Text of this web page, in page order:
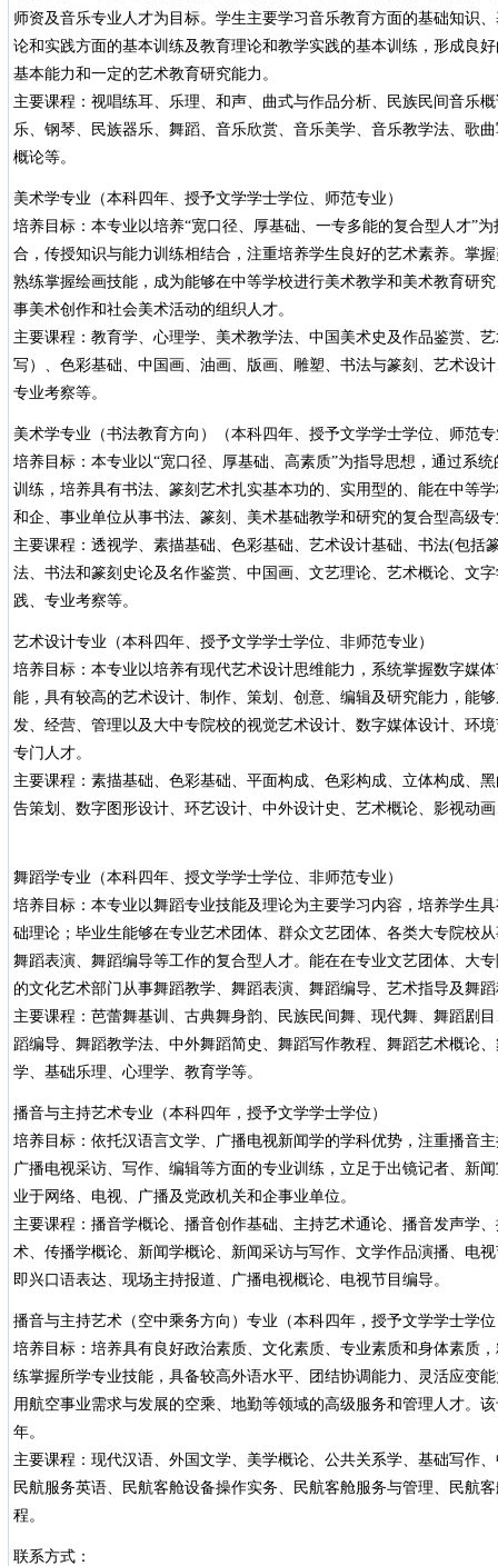
师资及音乐专业人才为目标。学生主要学习音乐教育方面的基础知识
论和实践方面的基本训练及教育理论和教学实践的基本训练，形成良
基本能力和一定的艺术教育研究能力。
主要课程：视唱练耳、乐理、和声、曲式与作品分析、民族民间音乐
乐、钢琴、民族器乐、舞蹈、音乐欣赏、音乐美学、音乐教学法、歌
概论等。
美术学专业（本科四年、授予文学学士学位、师范专业）
培养目标：本专业以培养“宽口径、厚基础、一专多能的复合型人才”
合，传授知识与能力训练相结合，注重培养学生良好的艺术素养。掌
熟练掌握绘画技能，成为能够在中等学校进行美术教学和美术教育研
事美术创作和社会美术活动的组织人才。
主要课程：教育学、心理学、美术教学法、中国美术史及作品鉴赏、
写）、色彩基础、中国画、油画、版画、雕塑、书法与篆刻、艺术设
专业考察等。
美术学专业（书法教育方向）（本科四年、授予文学学士学位、师范
培养目标：本专业以“宽口径、厚基础、高素质”为指导思想，通过系
训练，培养具有书法、篆刻艺术扎实基本功的、实用型的、能在中等
和企、事业单位从事书法、篆刻、美术基础教学和研究的复合型高级
主要课程：透视学、素描基础、色彩基础、艺术设计基础、书法(包括
法、书法和篆刻史论及名作鉴赏、中国画、文艺理论、艺术概论、文
践、专业考察等。
艺术设计专业（本科四年、授予文学学士学位、非师范专业）
培养目标：本专业以培养有现代艺术设计思维能力，系统掌握数字媒
能，具有较高的艺术设计、制作、策划、创意、编辑及研究能力，能
发、经营、管理以及大中专院校的视觉艺术设计、数字媒体设计、环
专门人才。
主要课程：素描基础、色彩基础、平面构成、色彩构成、立体构成、
告策划、数字图形设计、环艺设计、中外设计史、艺术概论、影视动
舞蹈学专业（本科四年、授文学学士学位、非师范专业）
培养目标：本专业以舞蹈专业技能及理论为主要学习内容，培养学生
础理论；毕业生能够在专业艺术团体、群众文艺团体、各类大专院校
舞蹈表演、舞蹈编导等工作的复合型人才。能在在专业文艺团体、大
的文化艺术部门从事舞蹈教学、舞蹈表演、舞蹈编导、艺术指导及舞
主要课程：芭蕾舞基训、古典舞身韵、民族民间舞、现代舞、舞蹈剧
蹈编导、舞蹈教学法、中外舞蹈简史、舞蹈写作教程、舞蹈艺术概论
学、基础乐理、心理学、教育学等。
播音与主持艺术专业（本科四年，授予文学学士学位）
培养目标：依托汉语言文学、广播电视新闻学的学科优势，注重播音
广播电视采访、写作、编辑等方面的专业训练，立足于出镜记者、新
业于网络、电视、广播及党政机关和企事业单位。
主要课程：播音学概论、播音创作基础、主持艺术通论、播音发声学
术、传播学概论、新闻学概论、新闻采访与写作、文学作品演播、电
即兴口语表达、现场主持报道、广播电视概论、电视节目编导。
播音与主持艺术（空中乘务方向）专业（本科四年，授予文学学士学位
培养目标：培养具有良好政治素质、文化素质、专业素质和身体素质
练掌握所学专业技能，具备较高外语水平、团结协调能力、灵活应变
用航空事业需求与发展的空乘、地勤等领域的高级服务和管理人才。
年。
主要课程：现代汉语、外国文学、美学概论、公共关系学、基础写作
民航服务英语、民航客舱设备操作实务、民航客舱服务与管理、民航
程。
联系方式：